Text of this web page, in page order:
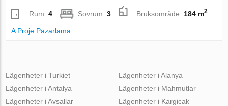
Rum:4 Sovrum:3 Bruksområde: 184 m2
A Proje Pazarlama
Lägenheter i Turkiet
Lägenheter i Antalya
Lägenheter i Avsallar
Lägenheter i Alanya
Lägenheter i Mahmutlar
Lägenheter i Kargicak